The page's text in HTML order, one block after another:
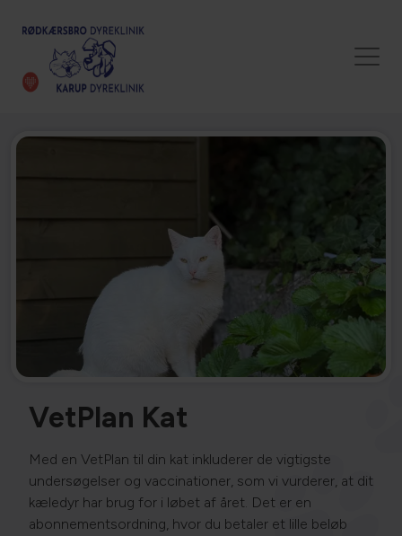
VetPlan Kat
Med en VetPlan til din kat inkluderer de vigtigste
undersøgelser og vaccinationer, som vi vurderer, at dit
kæledyr har brug for i løbet af året. Det er en
abonnementsordning, hvor du betaler et lille beløb